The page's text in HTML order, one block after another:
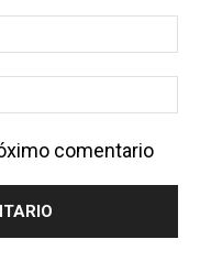
comentario